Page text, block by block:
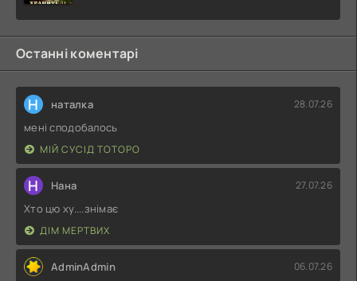
Останні коментарі
Н наталка 28.07.26
мені сподобалось
МІЙ СУСІД ТОТОРО
Н Нана 27.07.26
Хто цю ху....знімає
ДІМ МЕРТВИХ
AdminAdmin 06.07.26